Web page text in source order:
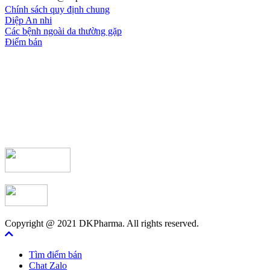
Chính sách quy định chung
Diệp An nhi
Các bệnh ngoài da thường gặp
Điểm bán
Copyright @ 2021 DKPharma. All rights reserved.
Tìm điểm bán
Chat Zalo